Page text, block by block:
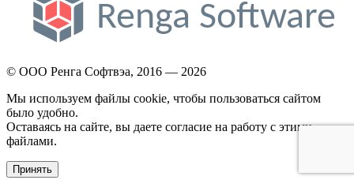
© ООО Ренга Софтвэа, 2016 — 2026
Мы используем файлы cookie, чтобы пользоваться сайтом
было удобно.
Оставаясь на сайте, вы даете согласие на работу с этими
файлами.
Принять